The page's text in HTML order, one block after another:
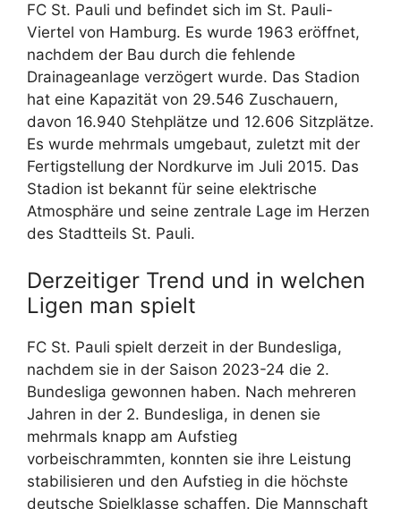
FC St. Pauli und befindet sich im St. Pauli-
Viertel von Hamburg. Es wurde 1963 eröffnet,
nachdem der Bau durch die fehlende
Drainageanlage verzögert wurde. Das Stadion
hat eine Kapazität von 29.546 Zuschauern,
davon 16.940 Stehplätze und 12.606 Sitzplätze.
Es wurde mehrmals umgebaut, zuletzt mit der
Fertigstellung der Nordkurve im Juli 2015. Das
Stadion ist bekannt für seine elektrische
Atmosphäre und seine zentrale Lage im Herzen
des Stadtteils St. Pauli.
Derzeitiger Trend und in welchen
Ligen man spielt
FC St. Pauli spielt derzeit in der Bundesliga,
nachdem sie in der Saison 2023-24 die 2.
Bundesliga gewonnen haben. Nach mehreren
Jahren in der 2. Bundesliga, in denen sie
mehrmals knapp am Aufstieg
vorbeischrammten, konnten sie ihre Leistung
stabilisieren und den Aufstieg in die höchste
deutsche Spielklasse schaffen. Die Mannschaft